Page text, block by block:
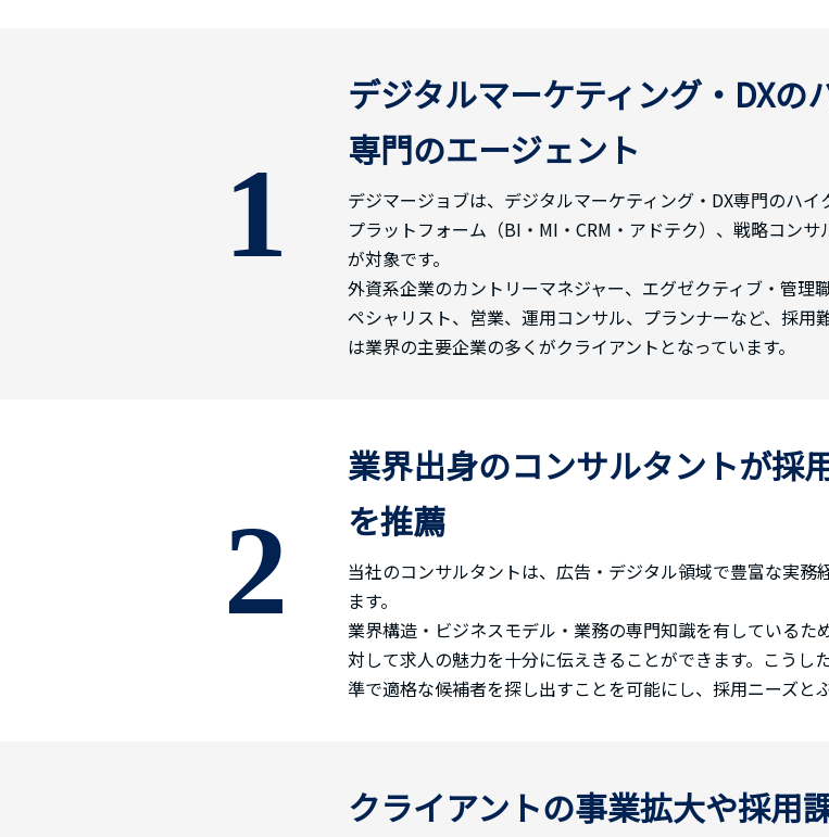
1
デジタルマーケティング・DX
専門のエージェント
デジマージョブは、デジタルマーケティング・DX専門のハ
プラットフォーム（BI・MI・CRM・アドテク）、戦略コン
が対象です。
外資系企業のカントリーマネジャー、エグゼクティブ・管
ペシャリスト、営業、運用コンサル、プランナーなど、採
は業界の主要企業の多くがクライアントとなっています。
2
業界出身のコンサルタントが採
を推薦
当社のコンサルタントは、広告・デジタル領域で豊富な実
ます。
業界構造・ビジネスモデル・業務の専門知識を有している
対して求人の魅力を十分に伝えきることができます。こう
準で適格な候補者を探し出すことを可能にし、採用ニーズと
クライアントの事業拡大や採用